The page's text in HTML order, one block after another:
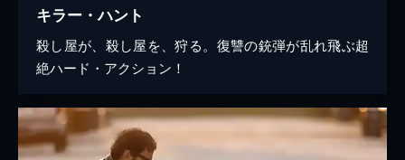
キラー・ハント
殺し屋が、殺し屋を、狩る。復讐の銃弾が乱れ飛ぶ超
絶ハード・アクション！